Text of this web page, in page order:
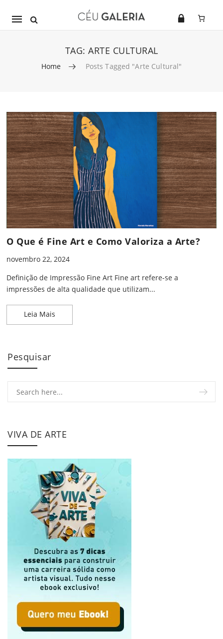
Mobile
TAG: ARTE CULTURAL
Home Posts Tagged "arte Cultural"
Skip to content
O Que é Fine Art e Como Valoriza a Arte?
novembro 22, 2024
Definição de Impressão Fine Art Fine art refere-se a
impressões de alta qualidade que utilizam...
Leia Mais
Pesquisar
VIVA DE ARTE